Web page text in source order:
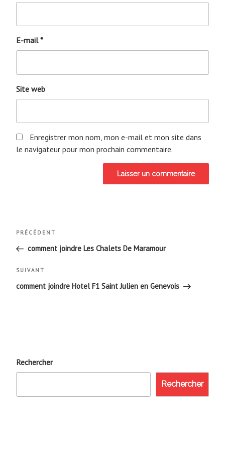
E-mail*
Site web
Enregistrer mon nom, mon e-mail et mon site dans
le navigateur pour mon prochain commentaire.
Navigation
de
l’article
Article
précédent
PRÉCÉDENT
comment joindre Les Chalets De Maramour
Article
suivant
SUIVANT
comment joindre Hotel F1 Saint Julien en Genevois
Rechercher
Rechercher